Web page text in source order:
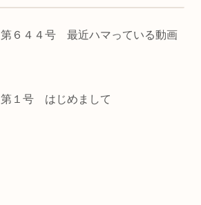
第６４４号 最近ハマっている動画
第１号 はじめまして